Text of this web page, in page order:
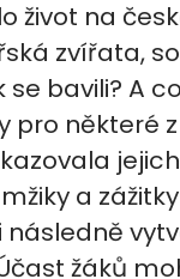
život na
zvířata,
bavili? A
pro některé
a
žáků